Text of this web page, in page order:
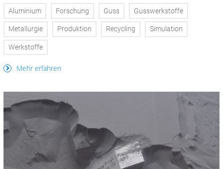
Aluminium Forschung Guss Gusswerkstoffe
Metallurgie Produktion Recycling Simulation
Werkstoffe
Mehr erfahren